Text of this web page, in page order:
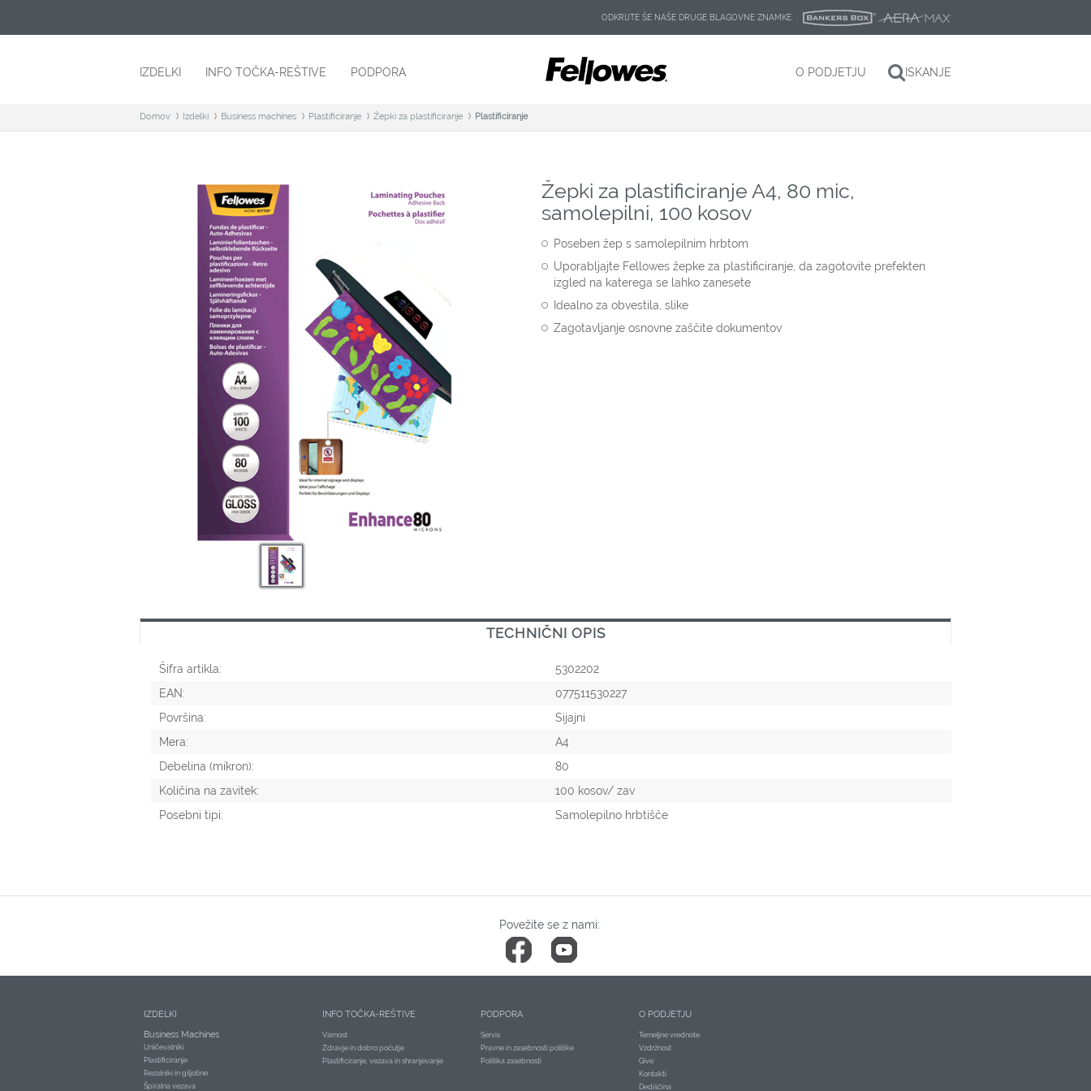
ODKRIJTE ŠE NAŠE DRUGE BLAGOVNE ZNAMKE:
IZDELKI INFO TOČKA-REŠTIVE PODPORA ISKANJE
O PODJETJU
Domov Izdelki Business machines Plastificiranje Žepki za plastificiranje Plastificiranje
Žepki za plastificiranje A4, 80 mic,
samolepilni, 100 kosov
Poseben žep s samolepilnim hrbtom
Uporabljajte Fellowes žepke za plastificiranje, da zagotovite prefekten
izgled na katerega se lahko zanesete
Idealno za obvestila, slike
Zagotavljanje osnovne zaščite dokumentov
TECHNIČNI OPIS
Šifra artikla:
5302202
EAN:
077511530227
Površina:
Sijajni
Mera:
A4
Debelina (mikron):
80
Količina na zavitek:
100 kosov/ zav
Posebni tipi:
Samolepilno hrbtišče
Povežite se z nami:
IZDELKI
Business Machines
Uničevalniki
Plastificiranje
Rezalniki in giljotine
Špiralna vezava
INFO TOČKA-REŠTIVE
Varnost
Zdravje in dobro počutje
Plastificiranje, vezava in shranjevanje
PODPORA
Servis
Pravne in zasebnosti politike
Politika zasebnosti
O PODJETJU
Temeljne vrednote
Vzdržnost
Give
Kontakti
Dediščina